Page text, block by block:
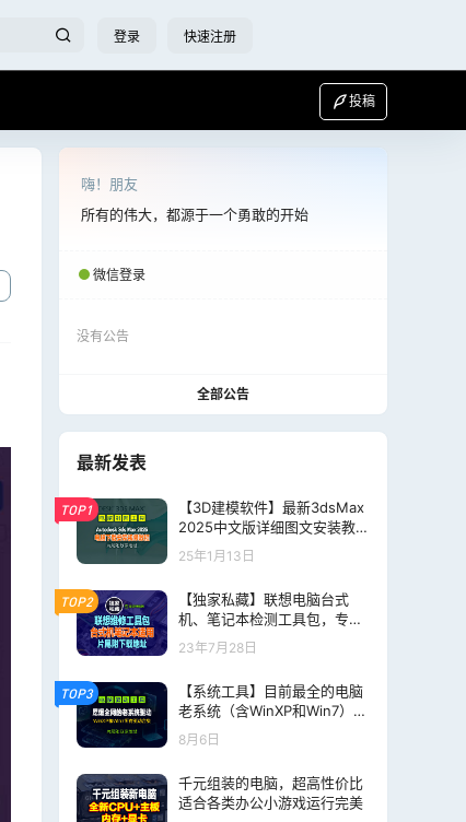
登录 快速注册
投稿
嗨！朋友
所有的伟大，都源于一个勇敢的开始
微信登录
没有公告
全部公告
最新发表
TOP1
【3D建模软件】最新3dsMax
2025中文版详细图文安装教程
（免费白嫖），片尾附分享下
载
25年1月13日
TOP2
【独家私藏】联想电脑台式
机、笔记本检测工具包，专供
联想售后专业技术人员工具，
片尾附下载地址！
23年7月28日
TOP3
【系统工具】目前最全的电脑
老系统（含WinXP和Win7）驱
动总裁离线版、重装系统后一
键安装全部驱动，屌爆全网
8月6日
千元组装的电脑，超高性价比
适合各类办公小游戏运行完美